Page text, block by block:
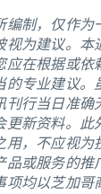
编制，仅作为
视为建议。本
应在根据或依
的专业建议。
刊行当日准确
更新资料。此
用，不应视为
品或服务的推
项均以芝加哥